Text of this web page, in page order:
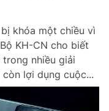
khóa một chiều vì
KH-CN cho biết
nhiều giải
lợi dụng cuộc...